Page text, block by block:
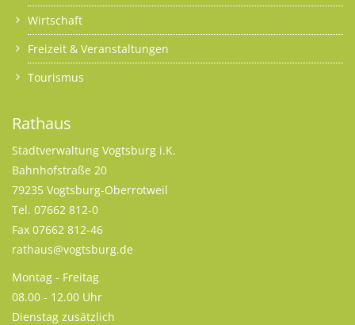
Wirtschaft
Freizeit & Veranstaltungen
Tourismus
Rathaus
Stadtverwaltung Vogtsburg i.K.
Bahnhofstraße 20
79235 Vogtsburg-Oberrotweil
Tel. 07662 812-0
Fax 07662 812-46
rathaus@vogtsburg.de
Montag - Freitag
08.00 - 12.00 Uhr
Dienstag zusätzlich